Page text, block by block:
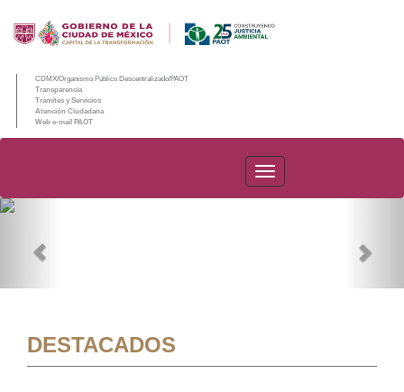
CDMX/Organismo Público Descentralizado/PAOT
Transparencia
Trámites y Servicios
Atención Ciudadana
Web e-mail PAOT
PAOT
DESTACADOS